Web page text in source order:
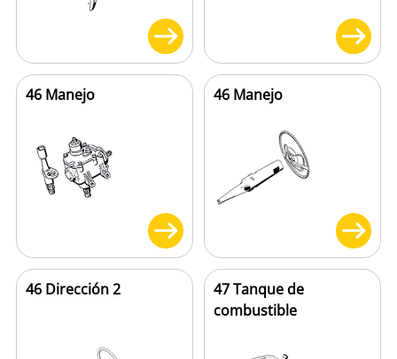
46 Manejo 46 Manejo
46 Dirección 2
47 Tanque de
combustible